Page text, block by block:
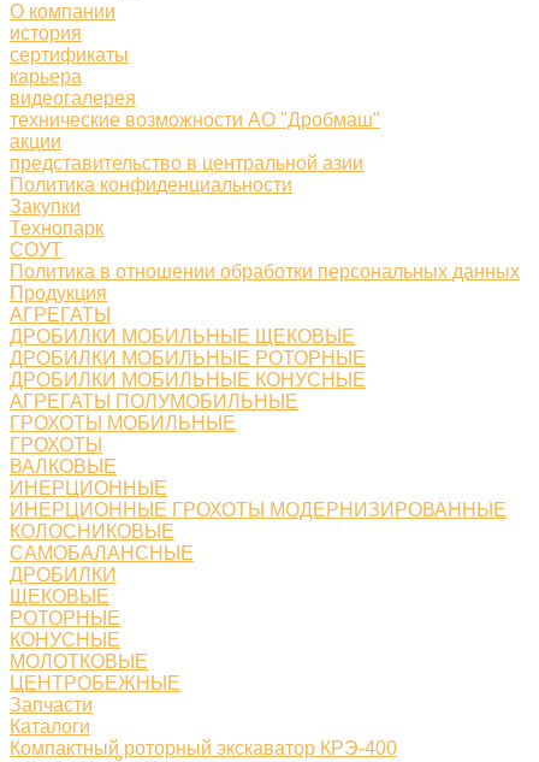
О компании
история
сертификаты
карьера
видеогалерея
технические возможности АО "Дробмаш"
акции
представительство в центральной азии
Политика конфиденциальности
Закупки
Технопарк
СОУТ
Политика в отношении обработки персональных данных
Продукция
АГРЕГАТЫ
ДРОБИЛКИ МОБИЛЬНЫЕ ЩЕКОВЫЕ
ДРОБИЛКИ МОБИЛЬНЫЕ РОТОРНЫЕ
ДРОБИЛКИ МОБИЛЬНЫЕ КОНУСНЫЕ
АГРЕГАТЫ ПОЛУМОБИЛЬНЫЕ
ГРОХОТЫ МОБИЛЬНЫЕ
ГРОХОТЫ
ВАЛКОВЫЕ
ИНЕРЦИОННЫЕ
ИНЕРЦИОННЫЕ ГРОХОТЫ МОДЕРНИЗИРОВАННЫЕ
КОЛОСНИКОВЫЕ
САМОБАЛАНСНЫЕ
ДРОБИЛКИ
ЩЕКОВЫЕ
РОТОРНЫЕ
КОНУСНЫЕ
МОЛОТКОВЫЕ
ЦЕНТРОБЕЖНЫЕ
Запчасти
Каталоги
Компактный роторный экскаватор КРЭ-400